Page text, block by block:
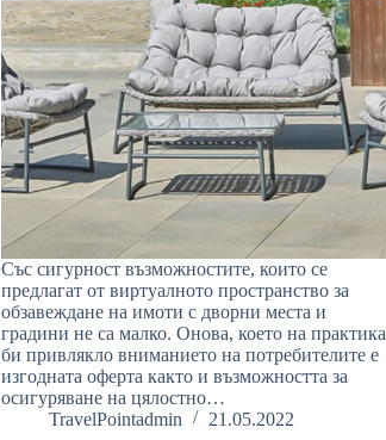
Със сигурност възможностите, които се
предлагат от виртуалното пространство за
обзавеждане на имоти с дворни места и
градини не са малко. Онова, което на практика
би привлякло вниманието на потребителите е
изгодната оферта както и възможността за
осигуряване на цялостно…
TravelPointadmin
21.05.2022